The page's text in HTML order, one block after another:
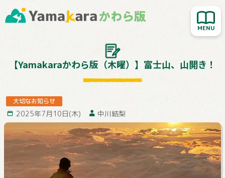
新着記事を読む
Yamakara登山教室
行ってきました！
お客様レポート
Yamakaraサイト
【Yamakaraかわら版（木曜）】富士山、山開き！
大切なお知らせ
2025年7月10日(木) 中川結梨